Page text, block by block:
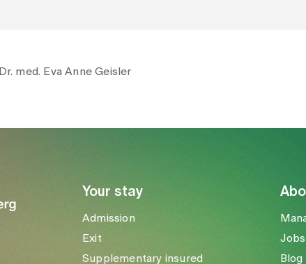
Dr. med. Eva Anne Geisler
Your stay
Admission
Exit
Supplementary insured
Blog